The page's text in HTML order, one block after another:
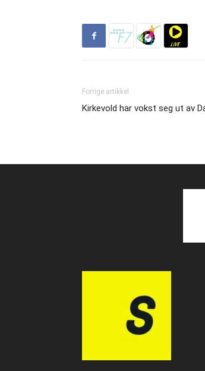
Forrige artikkel
Kirkevold har vokst seg ut av